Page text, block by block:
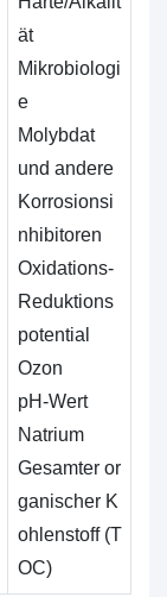
ät
Mikrobiologi
e
Molybdat
und andere
Korrosionsi
nhibitoren
Oxidations-
Reduktions
potential
Ozon
pH-Wert
Natrium
Gesamter or
ganischer K
ohlenstoff (T
OC)